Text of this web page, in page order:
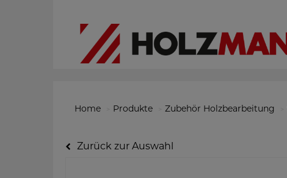
Home Produkte Zubehör Holzbearbeitung
Zurück zur Auswahl